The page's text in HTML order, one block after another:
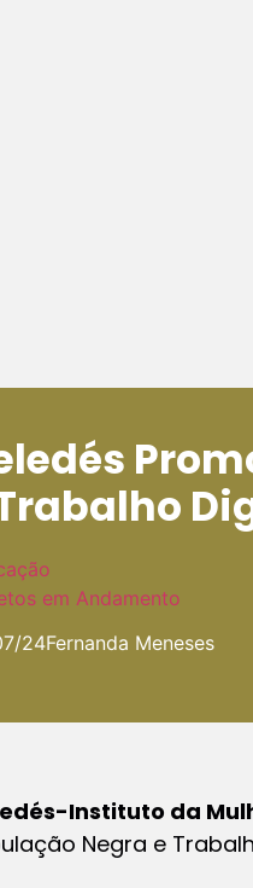
em Andamento
24Fernanda Meneses
Instituto da
Negra e